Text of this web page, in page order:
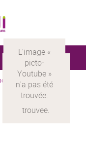
>
Les tutos de la